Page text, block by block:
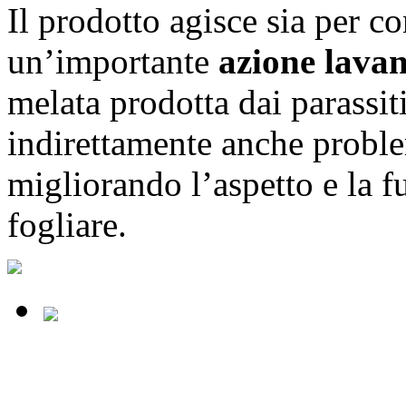
Il prodotto agisce sia per
un’importante azione
melata prodotta dai
indirettamente anche
migliorando l’aspetto e la
fogliare.